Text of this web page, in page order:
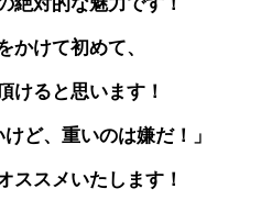
かけて初めて、
けると思います！
ど、重いのは嫌だ！」
ススメいたします！